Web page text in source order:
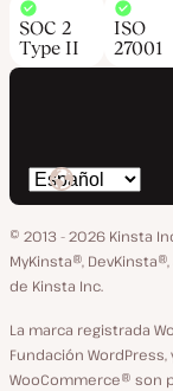
SOC 2
Type II
ISO
27001
Cambiar
idioma
© 2013 - 2026 Kinsta
MyKinsta®,
de Kinsta Inc.
La marca registrada
Fundación
WooCommerce® son